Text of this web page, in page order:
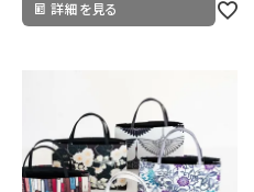
詳細を見る